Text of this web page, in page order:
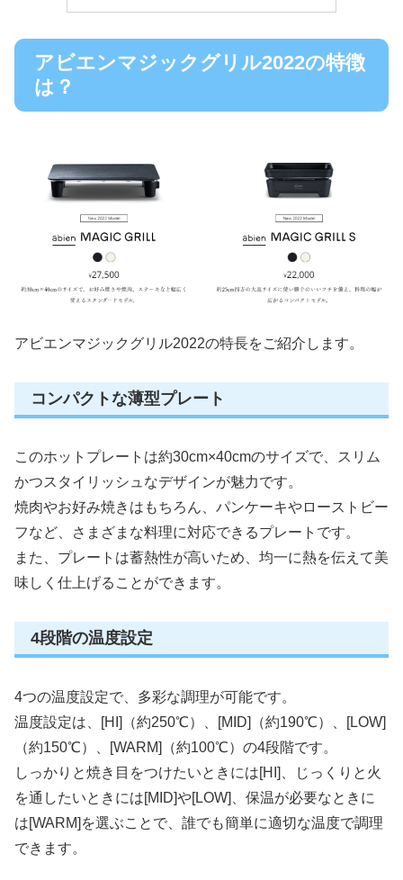
アビエンマジックグリル2022の特徴
は？
アビエンマジックグリル2022の特長をご紹介します。
コンパクトな薄型プレート
このホットプレートは約30cm×40cmのサイズで、スリム
かつスタイリッシュなデザインが魅力です。
焼肉やお好み焼きはもちろん、パンケーキやローストビー
フなど、さまざまな料理に対応できるプレートです。
また、プレートは蓄熱性が高いため、均一に熱を伝えて美
味しく仕上げることができます。
4段階の温度設定
4つの温度設定で、多彩な調理が可能です。
温度設定は、[HI]（約250℃）、[MID]（約190℃）、[LOW]
（約150℃）、[WARM]（約100℃）の4段階です。
しっかりと焼き目をつけたいときには[HI]、じっくりと火
を通したいときには[MID]や[LOW]、保温が必要なときに
は[WARM]を選ぶことで、誰でも簡単に適切な温度で調理
できます。